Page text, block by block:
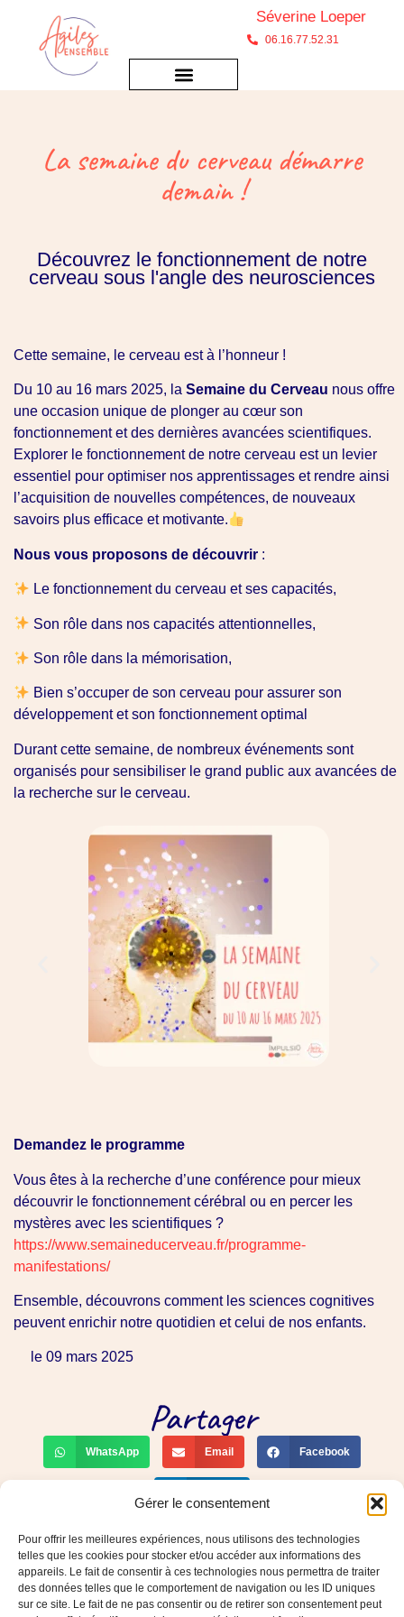
Gérer le consentement
Pour offrir les meilleures expériences, nous utilisons des technologies
telles que les cookies pour stocker et/ou accéder aux informations des
appareils. Le fait de consentir à ces technologies nous permettra de traiter
des données telles que le comportement de navigation ou les ID uniques
sur ce site. Le fait de ne pas consentir ou de retirer son consentement peut
Séverine Loeper
06.16.77.52.31
La semaine du cerveau démarre
demain !
Découvrez le fonctionnement de notre
cerveau sous l'angle des neurosciences
Cette semaine, le cerveau est à l’honneur !
Du 10 au 16 mars 2025, la Semaine du Cerveau nous offre
une occasion unique de plonger au cœur son
fonctionnement et des dernières avancées scientifiques.
Explorer le fonctionnement de notre cerveau est un levier
essentiel pour optimiser nos apprentissages et rendre ainsi
l’acquisition de nouvelles compétences, de nouveaux
savoirs plus efficace et motivante.
Nous vous proposons de découvrir :
Le fonctionnement du cerveau et ses capacités,
Son rôle dans nos capacités attentionnelles,
Son rôle dans la mémorisation,
Bien s’occuper de son cerveau pour assurer son
développement et son fonctionnement optimal
Durant cette semaine, de nombreux événements sont
organisés pour sensibiliser le grand public aux avancées de
la recherche sur le cerveau.
Demandez le programme
Vous êtes à la recherche d’une conférence pour mieux
découvrir le fonctionnement cérébral ou en percer les
mystères avec les scientifiques ?
https://www.semaineducerveau.fr/programme-
manifestations/
Ensemble, découvrons comment les sciences cognitives
peuvent enrichir notre quotidien et celui de nos enfants.
le 09 mars 2025
Partager
WhatsApp Email Facebook
SUIVANT
06.16.77.52.31
severineloeper@gmail.com